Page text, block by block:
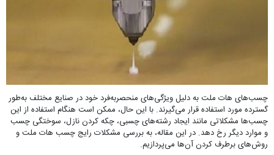
چسب‌های هات ملت به دلیل ویژگی‌های منحصربه‌فرد خود در صنایع مختلف به‌طور
گسترده مورد استفاده قرار می‌گیرند. با این حال، ممکن است هنگام استفاده از این
چسب‌ها مشکلاتی مانند ایجاد رشته‌های چسبی، چکه کردن نازل، سوختگی چسب
و موارد دیگر رخ دهد. در این مقاله، به بررسی مشکلات رایج چسب هات ملت و
روش‌های برطرف کردن آن‌ها می‌پردازیم.